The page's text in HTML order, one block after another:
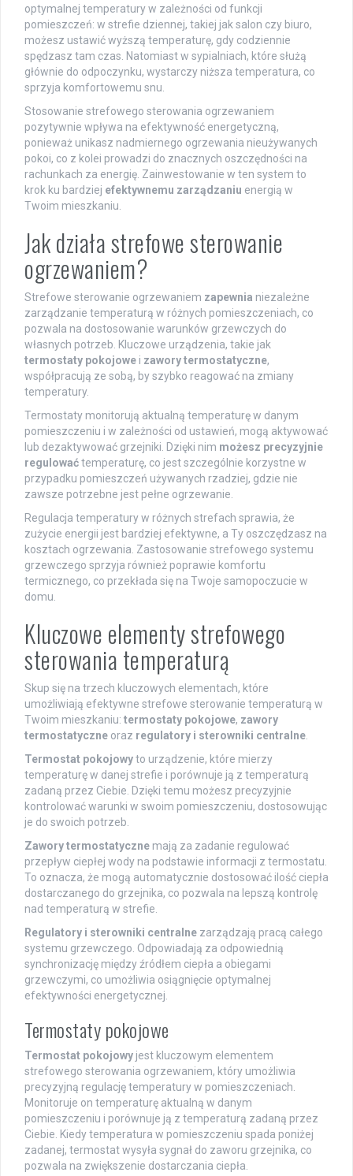
optymalnej temperatury w zależności od funkcji
pomieszczeń: w strefie dziennej, takiej jak salon czy biuro,
możesz ustawić wyższą temperaturę, gdy codziennie
spędzasz tam czas. Natomiast w sypialniach, które służą
głównie do odpoczynku, wystarczy niższa temperatura, co
sprzyja komfortowemu snu.
Stosowanie strefowego sterowania ogrzewaniem
pozytywnie wpływa na efektywność energetyczną,
ponieważ unikasz nadmiernego ogrzewania nieużywanych
pokoi, co z kolei prowadzi do znacznych oszczędności na
rachunkach za energię. Zainwestowanie w ten system to
krok ku bardziej efektywnemu zarządzaniu energią w
Twoim mieszkaniu.
Jak działa strefowe sterowanie
ogrzewaniem?
Strefowe sterowanie ogrzewaniem zapewnia niezależne
zarządzanie temperaturą w różnych pomieszczeniach, co
pozwala na dostosowanie warunków grzewczych do
własnych potrzeb. Kluczowe urządzenia, takie jak
termostaty pokojowe i zawory termostatyczne,
współpracują ze sobą, by szybko reagować na zmiany
temperatury.
Termostaty monitorują aktualną temperaturę w danym
pomieszczeniu i w zależności od ustawień, mogą aktywować
lub dezaktywować grzejniki. Dzięki nim możesz precyzyjnie
regulowaćtemperaturę, co jest szczególnie korzystne w
przypadku pomieszczeń używanych rzadziej, gdzie nie
zawsze potrzebne jest pełne ogrzewanie.
Regulacja temperatury w różnych strefach sprawia, że
zużycie energii jest bardziej efektywne, a Ty oszczędzasz na
kosztach ogrzewania. Zastosowanie strefowego systemu
grzewczego sprzyja również poprawie komfortu
termicznego, co przekłada się na Twoje samopoczucie w
domu.
Kluczowe elementy strefowego
sterowania temperaturą
Skup się na trzech kluczowych elementach, które
umożliwiają efektywne strefowe sterowanie temperaturą w
Twoim mieszkaniu: termostaty pokojowe, zawory
termostatyczne oraz regulatory i sterowniki centralne
Termostat pokojowyto urządzenie, które mierzy
temperaturę w danej strefie i porównuje ją z temperaturą
zadaną przez Ciebie. Dzięki temu możesz precyzyjnie
kontrolować warunki w swoim pomieszczeniu, dostosowując
je do swoich potrzeb.
Zawory termostatyczne mają za zadanie regulować
przepływ ciepłej wody na podstawie informacji z termostatu.
To oznacza, że mogą automatycznie dostosować ilość ciepła
dostarczanego do grzejnika, co pozwala na lepszą kontrolę
nad temperaturą w strefie.
Regulatory i sterowniki centralne zarządzają pracą całego
systemu grzewczego. Odpowiadają za odpowiednią
synchronizację między źródłem ciepła a obiegami
grzewczymi, co umożliwia osiągnięcie optymalnej
efektywności energetycznej.
Termostaty pokojowe
Termostat pokojowy jest kluczowym elementem
strefowego sterowania ogrzewaniem, który umożliwia
precyzyjną regulację temperatury w pomieszczeniach.
Monitoruje on temperaturę aktualną w danym
pomieszczeniu i porównuje ją z temperaturą zadaną przez
Ciebie. Kiedy temperatura w pomieszczeniu spada poniżej
zadanej, termostat wysyła sygnał do zaworu grzejnika, co
pozwala na zwiększenie dostarczania ciepła.